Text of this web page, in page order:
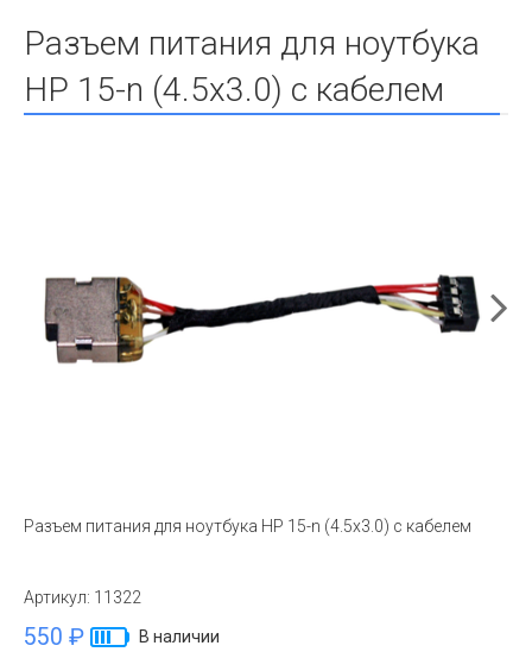
Разъем питания для ноутбука
HP 15-n (4.5x3.0) с кабелем
Разъем питания для ноутбука HP 15-n (4.5x3.0) с кабелем
Артикул: 11322
550 ₽ В наличии